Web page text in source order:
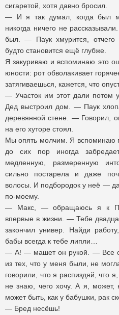
сигаретой, хотя давно бросил.
— И я так думал, когда был
никогда ничего не
был. — Паук хмурится,
будто становится ещё глубже.
Я закуриваю и вспоминаю это
юности: рот обволакивает
затягиваешься, кажется, что
— Участок им этот дали потом
Дед выстроил дом. — Паук
деревянной стене. — Говорил,
на его хуторе стоял.
Мы опять молчим. Я вспоминаю
до сих пор иногда
медленную, размеренную
сильно постарела и даже
волосы. И подбородок у неё —
по-моему.
— Макс, — обращаюсь я к
впервые в жизни. — Тебе
закончил универ. Найди
бабы всегда к тебе липли…
— А! — машет он рукой. — Все
из тех, что у меня были, не
говорили, что я распиздяй, что
не знаю, чего хочу. А я, может,
может быть, как у бабушки, рак
— Бред несёшь!